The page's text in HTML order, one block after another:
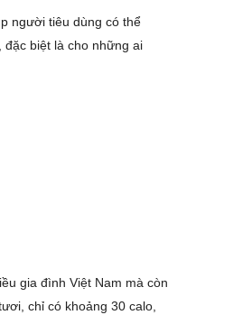
người tiêu dùng có thể
đặc biệt là cho những ai
gia đình Việt Nam mà còn
chỉ có khoảng 30 calo,